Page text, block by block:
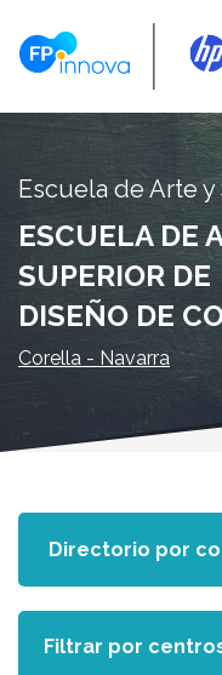
Escuela de Arte
ESCUELA DE
SUPERIOR DE
DISEÑO DE
Corella - Navarra
Filtrar por